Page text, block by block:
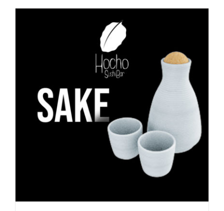
DODAJ DO KOSZYKA SZCZEGÓŁY